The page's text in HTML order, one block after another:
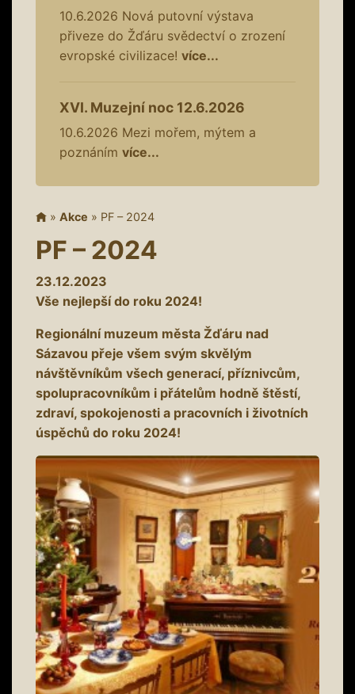
10.6.2026 Nová putovní výstava
přiveze do Žďáru svědectví o zrození
evropské civilizace! více...
XVI. Muzejní noc 12.6.2026
10.6.2026 Mezi mořem, mýtem a
poznáním více...
» Akce » PF – 2024
PF – 2024
23.12.2023
Vše nejlepší do roku 2024!
Regionální muzeum města Žďáru nad
Sázavou přeje všem svým skvělým
návštěvníkům všech generací, příznivcům,
spolupracovníkům i přátelům hodně štěstí,
zdraví, spokojenosti a pracovních i životních
úspěchů do roku 2024!